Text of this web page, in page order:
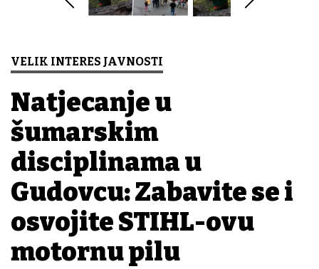
VELIK INTERES JAVNOSTI
Natjecanje u
šumarskim
disciplinama u
Gudovcu: Zabavite se i
osvojite STIHL-ovu
motornu pilu